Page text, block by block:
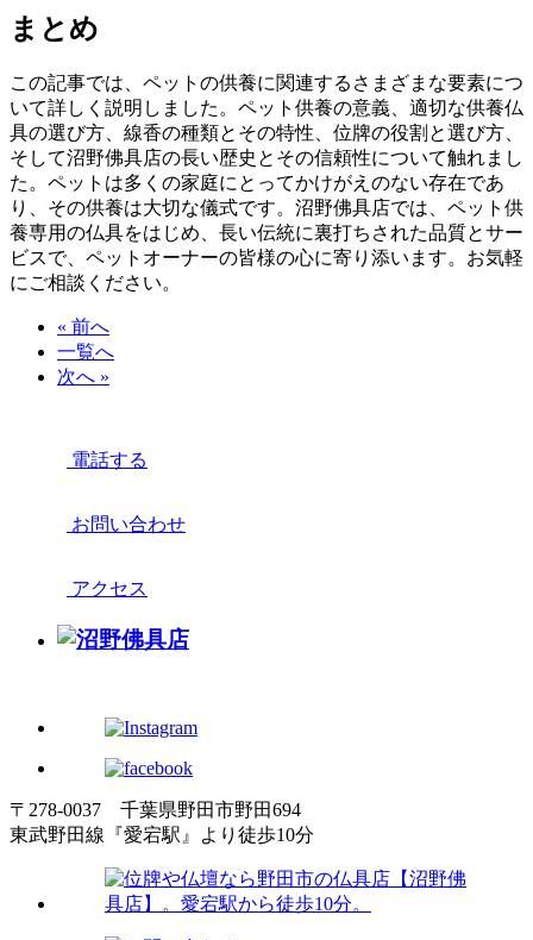
まとめ
この記事では、ペットの供養に関連するさまざまな要素につ
いて詳しく説明しました。ペット供養の意義、適切な供養仏
具の選び方、線香の種類とその特性、位牌の役割と選び方、
そして沼野佛具店の長い歴史とその信頼性について触れまし
た。ペットは多くの家庭にとってかけがえのない存在であ
り、その供養は大切な儀式です。沼野佛具店では、ペット供
養専用の仏具をはじめ、長い伝統に裏打ちされた品質とサー
ビスで、ペットオーナーの皆様の心に寄り添います。お気軽
にご相談ください。
« 前へ
一覧へ
次へ »
電話する
お問い合わせ
アクセス
〒278-0037 千葉県野田市野田694
東武野田線『愛宕駅』より徒歩10分